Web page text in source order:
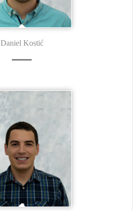
Daniel Kostić